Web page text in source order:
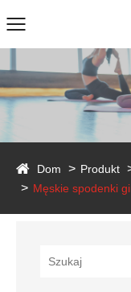
Dom Produkt
Męskie spodenki